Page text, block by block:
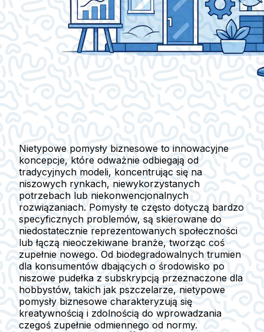
Nietypowe pomysły biznesowe to innowacyjne
koncepcje, które odważnie odbiegają od
tradycyjnych modeli, koncentrując się na
niszowych rynkach, niewykorzystanych
potrzebach lub niekonwencjonalnych
rozwiązaniach. Pomysły te często dotyczą bardzo
specyficznych problemów, są skierowane do
niedostatecznie reprezentowanych społeczności
lub łączą nieoczekiwane branże, tworząc coś
zupełnie nowego. Od biodegradowalnych trumien
dla konsumentów dbających o środowisko po
niszowe pudełka z subskrypcją przeznaczone dla
hobbystów, takich jak pszczelarze, nietypowe
pomysły biznesowe charakteryzują się
kreatywnością i zdolnością do wprowadzania
czegoś zupełnie odmiennego od normy.